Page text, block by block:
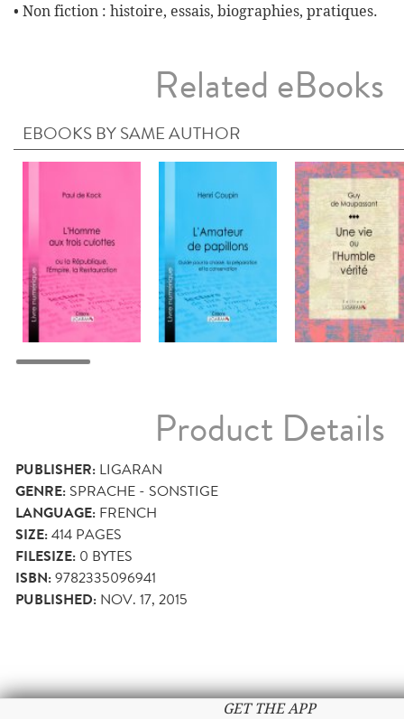
• Non fiction : histoire, essais, biographies, pratiques.
Related eBooks
EBOOKS BY SAME AUTHOR
Product Details
PUBLISHER: LIGARAN
GENRE: SPRACHE - SONSTIGE
LANGUAGE: FRENCH
SIZE:414 PAGES
FILESIZE: 0 BYTES
ISBN:9782335096941
PUBLISHED: NOV. 17, 2015
GET THE APP